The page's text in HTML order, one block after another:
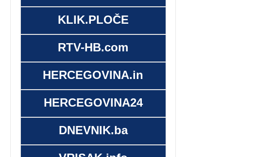
KLIK.PLOČE
RTV-HB.com
HERCEGOVINA.in
HERCEGOVINA24
DNEVNIK.ba